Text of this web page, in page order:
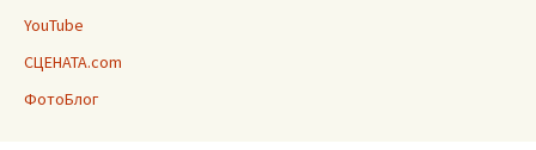
YouTube
СЦЕНАТА.com
ФотоБлог